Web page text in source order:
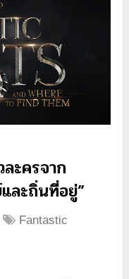
ะครจาก
ละถิ่นที่อยู่”
Fantastic